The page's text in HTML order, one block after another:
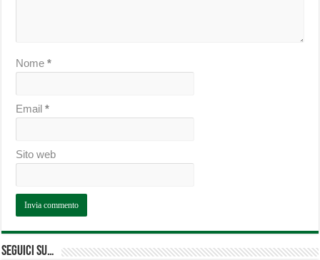
Nome*
Email*
Sito web
Seguici su…